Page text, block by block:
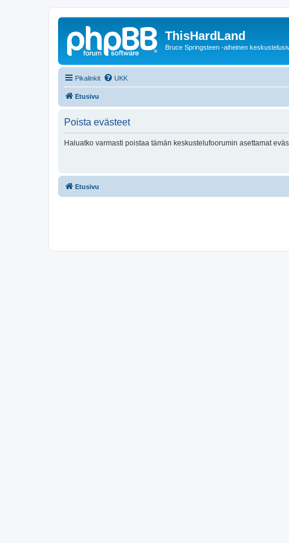
ThisHardLand
Bruce Springsteen -aiheinen
Pikalinkit UKK
Etusivu
Poista evästeet
Haluatko varmasti poistaa tämän keskustelufoorumin asettamat
Etusivu